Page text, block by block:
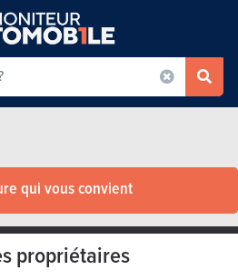
qui vous convient
propriétaires